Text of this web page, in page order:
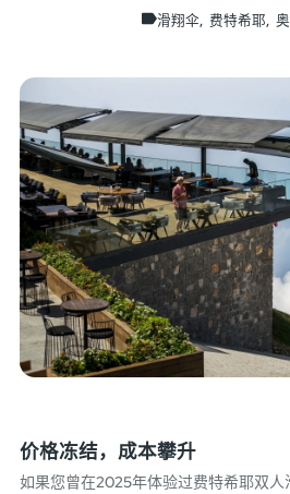
滑翔伞 费特希耶
价格冻结，成本攀升
如果您曾在2025年体验过费特希耶双